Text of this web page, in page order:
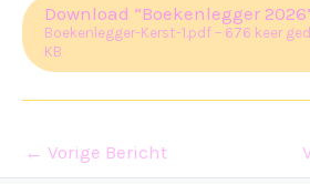
Download “Boekenlegger
Boekenlegger-Kerst-1.pdf – 676 keer
KB
← Vorige Bericht